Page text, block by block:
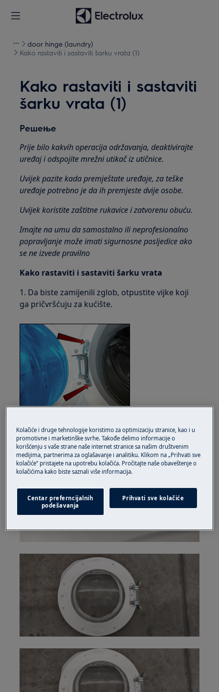
door hinge (laundry)
Kako rastaviti i sastaviti šarku vrata (1)
Kako rastaviti i sastaviti
šarku vrata (1)
Решење
Prije bilo kakvih operacija održavanja, deaktivirajte
uređaj i odspojite mrežni utikač iz utičnice.
Uvijek pazite kada premještate uređaje, za teške
uređaje potrebno je da ih premjeste dvije osobe.
Uvijek koristite zaštitne rukavice i zatvorenu obuću.
Imajte na umu da samostalno ili neprofesionalno
popravljanje može imati sigurnosne posljedice ako
se ne izvede pravilno
Kako rastaviti i sastaviti šarku vrata
1. Da biste zamijenili zglob, otpustite vijke koji
ga pričvršćuju za kućište.
2. Da biste pristupili vratima, odvrnite vijke koji
spajaju dva okvira prednjih i stražnjih vrata
Kolačiće i druge tehnologije koristimo za optimizaciju stranice, kao i u
promotivne i marketinške svrhe. Takođe delimo informacije o
korišćenju s vaše strane naše internet stranice sa našim društvenim
medijima, partnerima za oglašavanje i analitiku. Klikom na „Prihvati sve
kolačiće“ pristajete na upotrebu kolačića. Pročitajte naše obaveštenje o
kolačićima kako biste saznali više informacija.
Centar preferncijalnih
podešavanja
Prihvati sve kolačiće